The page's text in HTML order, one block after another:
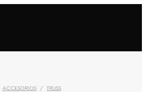
ACCESORIOS / TRUSS